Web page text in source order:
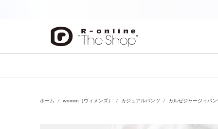
ホーム women（ウィメンズ） カジュアルパンツ カルゼジャージィパン